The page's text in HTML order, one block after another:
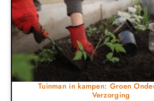
Tuinman in kampen: Groen
Verzorging